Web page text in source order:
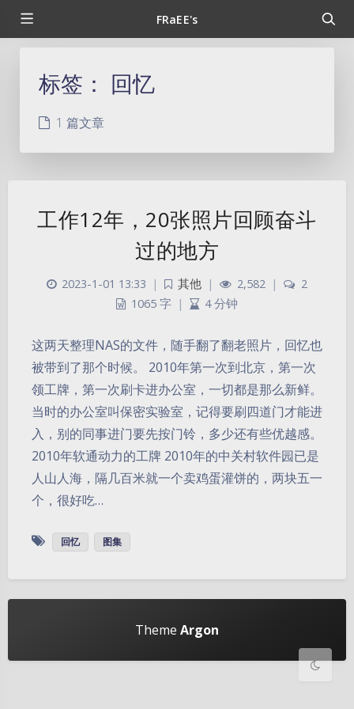
FRaEE's
浅阴影 深阴影
关闭 日落
标签： 回忆
1 篇文章
工作12年，20张照片回顾奋斗
过的地方
2023-1-01 13:33 | 其他 | 2,582 |
2
1065 字 | 4 分钟
这两天整理NAS的文件，随手翻了翻老照片，回忆也
被带到了那个时候。 2010年第一次到北京，第一次
领工牌，第一次刷卡进办公室，一切都是那么新鲜。
当时的办公室叫保密实验室，记得要刷四道门才能进
入，别的同事进门要先按门铃，多少还有些优越感。
2010年软通动力的工牌 2010年的中关村软件园已是
人山人海，隔几百米就一个卖鸡蛋灌饼的，两块五一
个，很好吃…
回忆 图集
Theme Argon